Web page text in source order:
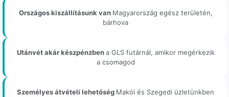
Országos kiszállításunk van Magyarország egész területén,
bárhova
Utánvét akár készpénzbena GLS futárnál, amikor megérkezik
a csomagod
Személyes átvételi lehetőség Makói és Szegedi üzletünkben